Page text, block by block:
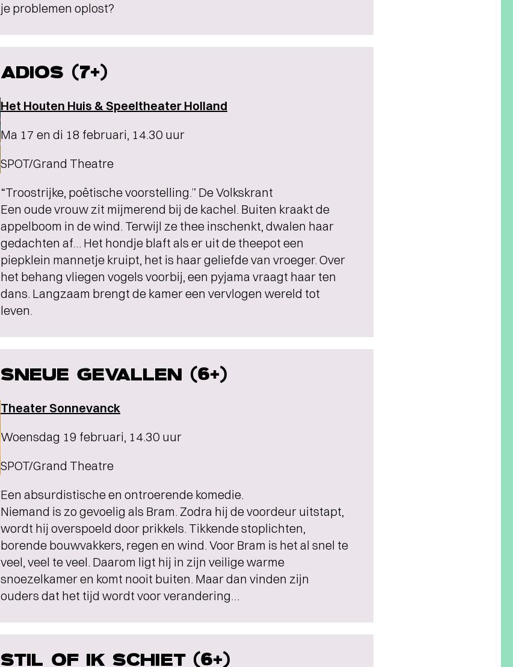
je problemen oplost?
ADIOS (7+)
Het Houten Huis & Speeltheater Holland
Ma 17 en di 18 februari, 14.30 uur
SPOT/Grand Theatre
“Troostrijke, poëtische voorstelling.” De Volkskrant
Een oude vrouw zit mijmerend bij de kachel. Buiten kraakt de
appelboom in de wind. Terwijl ze thee inschenkt, dwalen haar
gedachten af… Het hondje blaft als er uit de theepot een
piepklein mannetje kruipt, het is haar geliefde van vroeger. Over
het behang vliegen vogels voorbij, een pyjama vraagt haar ten
dans. Langzaam brengt de kamer een vervlogen wereld tot
leven.
SNEUE GEVALLEN (6+)
Theater Sonnevanck
Woensdag 19 februari, 14.30 uur
SPOT/Grand Theatre
Een absurdistische en ontroerende komedie.
Niemand is zo gevoelig als Bram. Zodra hij de voordeur uitstapt,
wordt hij overspoeld door prikkels. Tikkende stoplichten,
borende bouwvakkers, regen en wind. Voor Bram is het al snel te
veel, veel te veel. Daarom ligt hij in zijn veilige warme
snoezelkamer en komt nooit buiten. Maar dan vinden zijn
ouders dat het tijd wordt voor verandering…
STIL OF IK SCHIET (6+)